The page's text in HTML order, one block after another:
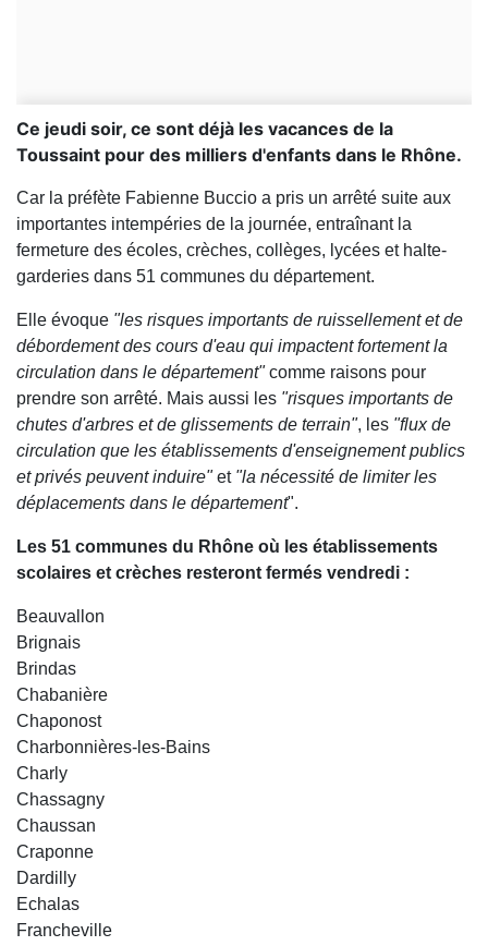
Ce jeudi soir, ce sont déjà les vacances de la
Toussaint pour des milliers d'enfants dans le Rhône.
Car la préfète Fabienne Buccio a pris un arrêté suite aux
importantes intempéries de la journée, entraînant la
fermeture des écoles, crèches, collèges, lycées et halte-
garderies dans 51 communes du département.
Elle évoque "les risques importants de ruissellement et de
débordement des cours d'eau qui impactent fortement la
circulation dans le département"comme raisons pour
prendre son arrêté. Mais aussi les "risques importants de
chutes d'arbres et de glissements de terrain", les "flux de
circulation que les établissements d'enseignement publics
et privés peuvent induire"et "la nécessité de limiter les
déplacements dans le département".
Les 51 communes du Rhône où les établissements
scolaires et crèches resteront fermés vendredi :
Beauvallon
Brignais
Brindas
Chabanière
Chaponost
Charbonnières-les-Bains
Charly
Chassagny
Chaussan
Craponne
Dardilly
Echalas
Francheville